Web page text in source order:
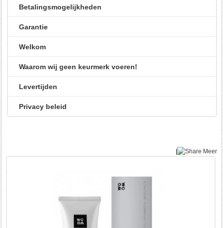
Betalingsmogelijkheden
Garantie
Welkom
Waarom wij geen keurmerk voeren!
Levertijden
Privacy beleid
Meer